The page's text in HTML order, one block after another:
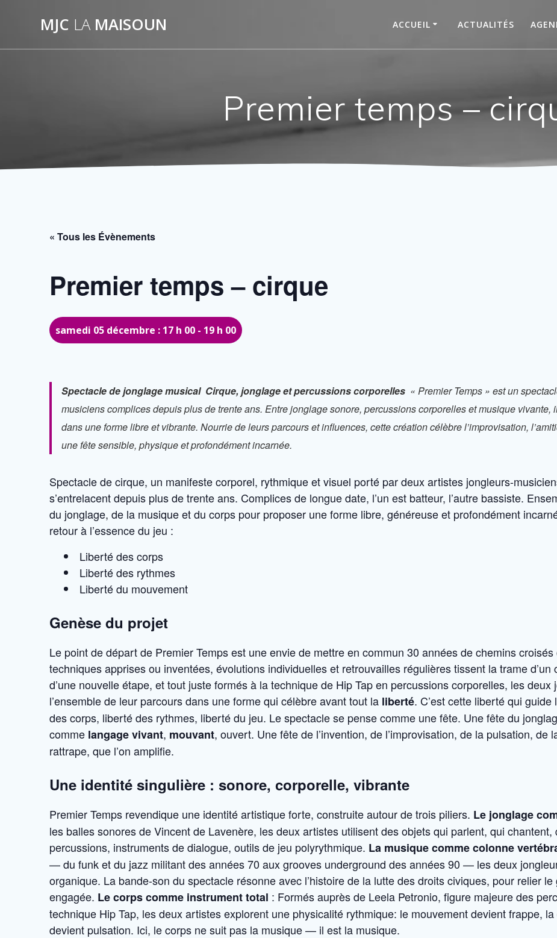
MJC LAMAISOUN ACCUEIL ACTUALITÉS
Premier temps –
« Tous les Évènements
Premier temps – cirque
samedi 05 décembre : 17 h 00 - 19 h 00
Spectacle de jonglage musical Cirque, jonglage et percussions corporelles « Premier Temps » est un
musiciens complices depuis plus de trente ans. Entre jonglage sonore, percussions corporelles et musique vivante,
dans une forme libre et vibrante. Nourrie de leurs parcours et influences, cette création célèbre l’improvisation,
une fête sensible, physique et profondément incarnée.
Spectacle de cirque, un manifeste corporel, rythmique et visuel porté par deux artistes jongleurs-
s’entrelacent depuis plus de trente ans. Complices de longue date, l’un est batteur, l’autre bassiste.
du jonglage, de la musique et du corps pour proposer une forme libre, généreuse et profondément
retour à l’essence du jeu :
Liberté des corps
Liberté des rythmes
Liberté du mouvement
Genèse du projet
Le point de départ de Premier Temps est une envie de mettre en commun 30 années de chemins
techniques apprises ou inventées, évolutions individuelles et retrouvailles régulières tissent la trame
d’une nouvelle étape, et tout juste formés à la technique de Hip Tap en percussions corporelles, les
l’ensemble de leur parcours dans une forme qui célèbre avant tout la liberté. C’est cette liberté qui
des corps, liberté des rythmes, liberté du jeu. Le spectacle se pense comme une fête. Une fête du
comme langage vivant, mouvant, ouvert. Une fête de l’invention, de l’improvisation, de la pulsation, de
rattrape, que l’on amplifie.
Une identité singulière : sonore, corporelle, vibrante
Premier Temps revendique une identité artistique forte, construite autour de trois piliers. Le jonglage
les balles sonores de Vincent de Lavenère, les deux artistes utilisent des objets qui parlent, qui
percussions, instruments de dialogue, outils de jeu polyrythmique. La musique comme colonne
— du funk et du jazz militant des années 70 aux grooves underground des années 90 — les deux
organique. La bande-son du spectacle résonne avec l’histoire de la lutte des droits civiques, pour relier
engagée. Le corps comme instrument total : Formés auprès de Leela Petronio, figure majeure des
technique Hip Tap, les deux artistes explorent une physicalité rythmique: le mouvement devient frappe,
devient pulsation. Ici, le corps ne suit pas la musique — il est la musique.